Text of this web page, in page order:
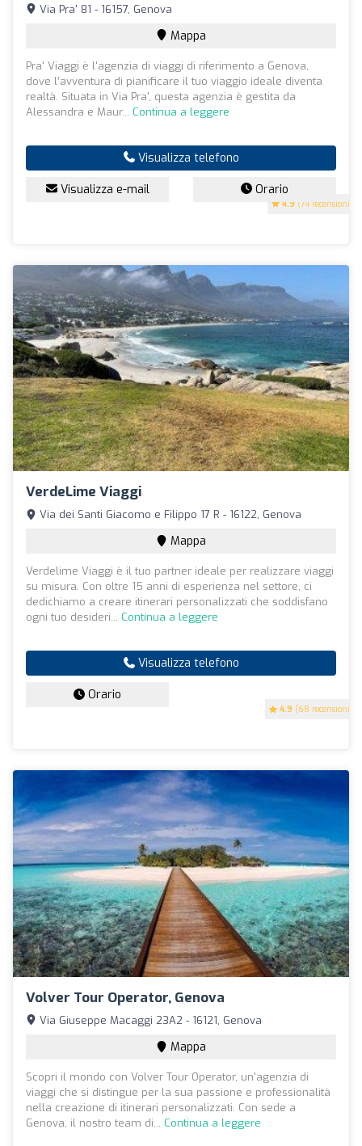
4.9 (74 recensioni)
Via Pra' 81 - 16157, Genova
Mappa
Pra' Viaggi è l'agenzia di viaggi di riferimento a Genova,
dove l’avventura di pianificare il tuo viaggio ideale diventa
realtà. Situata in Via Pra', questa agenzia è gestita da
Alessandra e Maur... Continua a leggere
Visualizza telefono
Visualizza e-mail Orario
VerdeLime Viaggi
4.9 (68 recensioni)
Via dei Santi Giacomo e Filippo 17 R - 16122, Genova
Mappa
Verdelime Viaggi è il tuo partner ideale per realizzare viaggi
su misura. Con oltre 15 anni di esperienza nel settore, ci
dedichiamo a creare itinerari personalizzati che soddisfano
ogni tuo desideri... Continua a leggere
Visualizza telefono
Orario
Volver Tour Operator, Genova
Via Giuseppe Macaggi 23A2 - 16121, Genova
Mappa
Scopri il mondo con Volver Tour Operator, un'agenzia di
viaggi che si distingue per la sua passione e professionalità
nella creazione di itinerari personalizzati. Con sede a
Genova, il nostro team di... Continua a leggere